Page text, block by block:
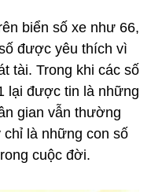
biển số xe như 66,
được yêu thích vì
tài. Trong khi các số
lại được tin là những
gian vẫn thường
chỉ là những con số
cuộc đời.